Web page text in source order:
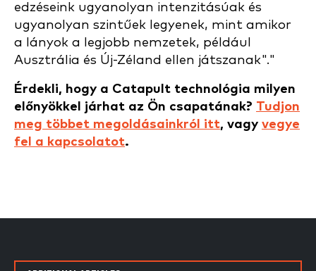
edzéseink ugyanolyan intenzitásúak és
ugyanolyan szintűek legyenek, mint amikor
a lányok a legjobb nemzetek, például
Ausztrália és Új-Zéland ellen játszanak"."
Érdekli, hogy a Catapult technológia milyen
előnyökkel járhat az Ön csapatának? Tudjon
meg többet megoldásainkról itt, vagy vegye
fel a kapcsolatot.